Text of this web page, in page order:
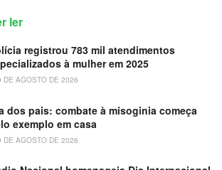
ler
registrou 783 mil atendimentos
à mulher em 2025
DE AGOSTO DE 2026
dos pais: combate à misoginia começa
exemplo em casa
DE AGOSTO DE 2026